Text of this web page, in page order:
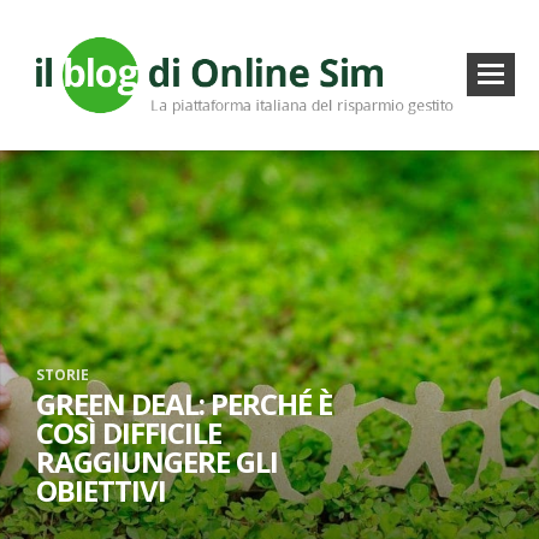
STORIE
GREEN DEAL: PERCHÉ È
COSÌ DIFFICILE
RAGGIUNGERE GLI
OBIETTIVI